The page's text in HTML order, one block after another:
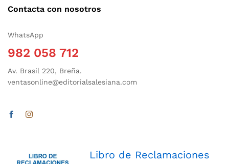
Contacta con nosotros
WhatsApp
982 058 712
Av. Brasil 220, Breña.
ventasonline@editorialsalesiana.com
Libro de Reclamaciones